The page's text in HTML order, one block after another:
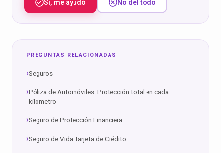
Sí, me ayudó No del todo
PREGUNTAS RELACIONADAS
Seguros
Póliza de Automóviles: Protección total en cada
kilómetro
Seguro de Protección Financiera
Seguro de Vida Tarjeta de Crédito